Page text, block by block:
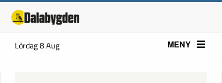
Lördag 8 Aug MENY